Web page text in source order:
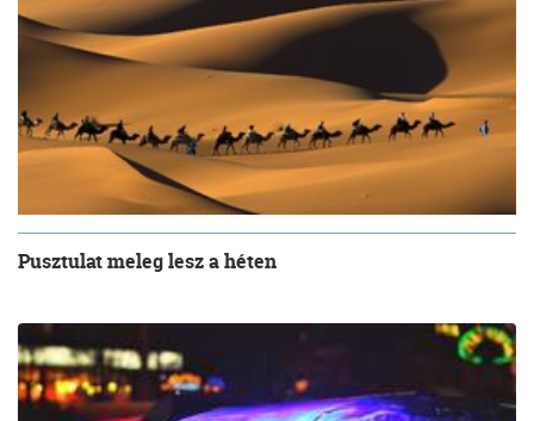
Pusztulat meleg lesz a héten